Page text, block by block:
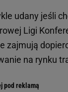
udany jeśli
Ligi
zajmują
na rynku